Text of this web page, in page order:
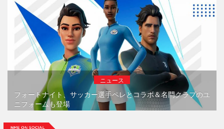
ニュース
フォートナイト、サッカー選手ペレとコラボ＆名門クラブのユ
ニフォームも登場